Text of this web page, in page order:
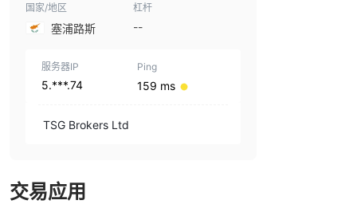
国家/地区
塞浦路斯
杠杆
--
服务器IP
5.***.74
Ping
159 ms
TSG Brokers Ltd
交易应用